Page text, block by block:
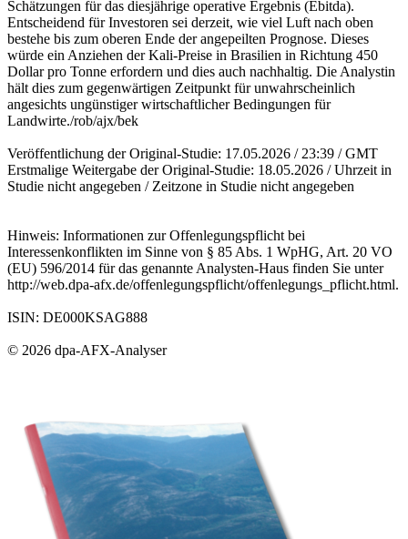
Schätzungen für das diesjährige operative Ergebnis (Ebitda).
Entscheidend für Investoren sei derzeit, wie viel Luft nach oben
bestehe bis zum oberen Ende der angepeilten Prognose. Dieses
würde ein Anziehen der Kali-Preise in Brasilien in Richtung 450
Dollar pro Tonne erfordern und dies auch nachhaltig. Die Analystin
hält dies zum gegenwärtigen Zeitpunkt für unwahrscheinlich
angesichts ungünstiger wirtschaftlicher Bedingungen für
Landwirte./rob/ajx/bek
Veröffentlichung der Original-Studie: 17.05.2026 / 23:39 / GMT
Erstmalige Weitergabe der Original-Studie: 18.05.2026 / Uhrzeit in
Studie nicht angegeben / Zeitzone in Studie nicht angegeben
Hinweis: Informationen zur Offenlegungspflicht bei
Interessenkonflikten im Sinne von § 85 Abs. 1 WpHG, Art. 20 VO
(EU) 596/2014 für das genannte Analysten-Haus finden Sie unter
http://web.dpa-afx.de/offenlegungspflicht/offenlegungs_pflicht.html.
ISIN: DE000KSAG888
© 2026 dpa-AFX-Analyser